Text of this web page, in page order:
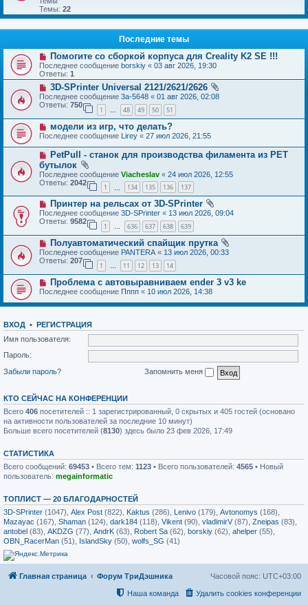
Темы: 22
Последние темы
Помогите со сборкой корпуса для Creality K2 SE !!!
Последнее сообщение borskiy « 03 авг 2026, 19:30
Ответы: 1
3D-SPrinter Universal 2121/2621/2626
Последнее сообщение 3a-5648 « 01 авг 2026, 02:08
Ответы: 750
1 … 48 49 50 51
модели из игр, что делать?
Последнее сообщение Lirey « 27 июл 2026, 21:55
PetPull - cтанок для производства филамента из PET
бутылок
Последнее сообщение Viacheslav « 24 июл 2026, 12:55
Ответы: 2042
1 134 135 136 137
Принтер на рельсах от 3D-SPrinter
Последнее сообщение 3D-SPrinter « 13 июл 2026, 09:04
Ответы: 9582
1 … 636 637 638 639
Полуавтоматический спайщик прутка
Последнее сообщение PANTERA « 13 июл 2026, 00:33
Ответы: 207
1 … 11 12 13 14
Проблема с автовыравниваем ender 3 v3 ke
Последнее сообщение Пппп « 10 июл 2026, 14:38
ВХОД • РЕГИСТРАЦИЯ
Имя пользователя:
Пароль:
Забыли пароль?
Запомнить меня
КТО СЕЙЧАС НА КОНФЕРЕНЦИИ
Всего 406 посетителей :: 1 зарегистрированный, 0 скрытых и 405 гостей (основано
на активности пользователей за последние 10 минут)
Больше всего посетителей (8130) здесь было 23 фев 2026, 17:49
СТАТИСТИКА
Всего сообщений: 69453 • Всего тем: 1123 • Всего пользователей: 4565 • Новый
пользователь: megainformatic
ТОПЛИСТ — 20 БЛАГОДАРНОСТЕЙ
3D-SPrinter (1047), Alex Post (822), Kaktus (286), Lenivo (179), Avtonomys (168),
Mazayac (167), Shaman (124), dark184 (118), Vikent (90), vladimirV(87), Zneipas (83),
antobel (83), AKDZG (77), AndrK (63), Robert Sa (62), borskiy (62), ahelper (55),
OBN_RacerMan (51), IslandSky (50), wolfs_SG (41)
Главная страница Форум ТриДэшника Часовой пояс: UTC+03:00
Удалить cookies конференции
Наша команда